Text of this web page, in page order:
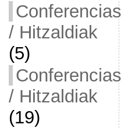
Conferencias
/ Hitzaldiak
(5)
Conferencias
/ Hitzaldiak
(19)